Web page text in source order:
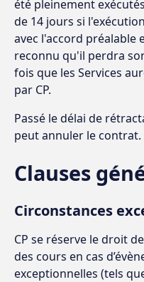
été pleinement
de 14 jours si
avec l'accord préalable
reconnu qu'il perdra
fois que les Services
par CP.
Passé le délai de
peut annuler le contrat.
Clauses
Circonstances
CP se réserve le droit
des cours en cas
exceptionnelles (tels